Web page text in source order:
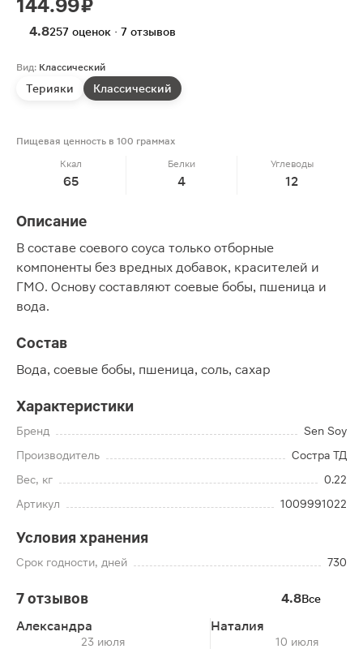
144.99 ₽
4.8257 оценок · 7 отзывов
Вид: Классический
Терияки Классический
Пищевая ценность в 100 граммах
Ккал
65
Белки
4
Углеводы
12
Описание
В составе соевого соуса только отборные
компоненты без вредных добавок, красителей и
ГМО. Основу составляют соевые бобы, пшеница и
вода.
Состав
Вода, соевые бобы, пшеница, соль, сахар
Характеристики
Бренд
Sen Soy
Производитель
Состра ТД
Вес, кг
0.22
Артикул
1009991022
Условия хранения
Срок годности, дней 730
7 отзывов 4.8Все
Александра
23 июля
Наталия
10 июля